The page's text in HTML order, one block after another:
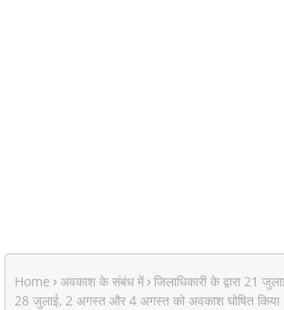
Home अवकाश के संबंध में जिलाधिकारी के द्वारा 21
28 जुलाई, 2 अगस्त और 4 अगस्त को अवकाश घोषित किया